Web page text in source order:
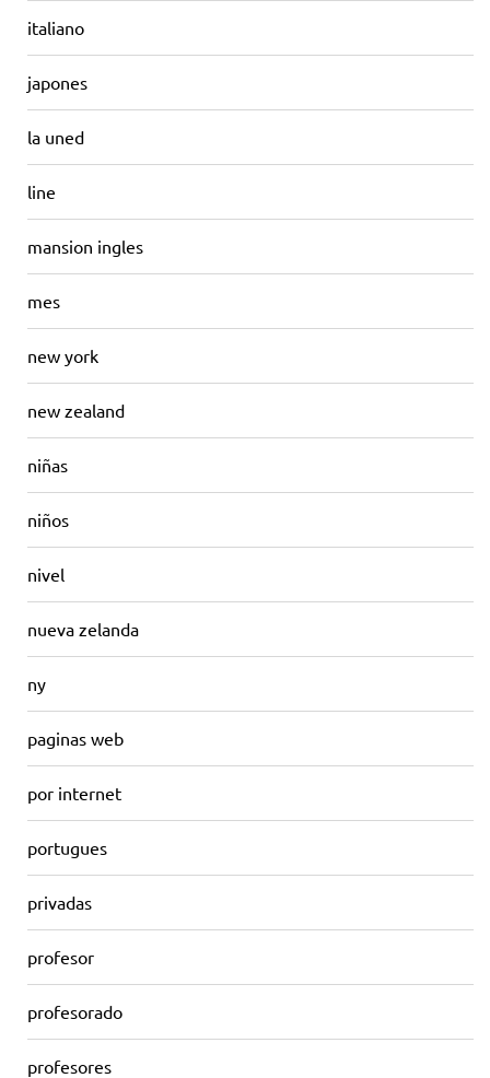
italiano
japones
la uned
line
mansion ingles
mes
new york
new zealand
niñas
niños
nivel
nueva zelanda
ny
paginas web
por internet
portugues
privadas
profesor
profesorado
profesores